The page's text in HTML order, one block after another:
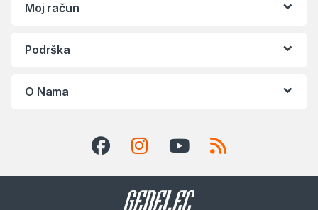
Moj račun
Podrška
O Nama